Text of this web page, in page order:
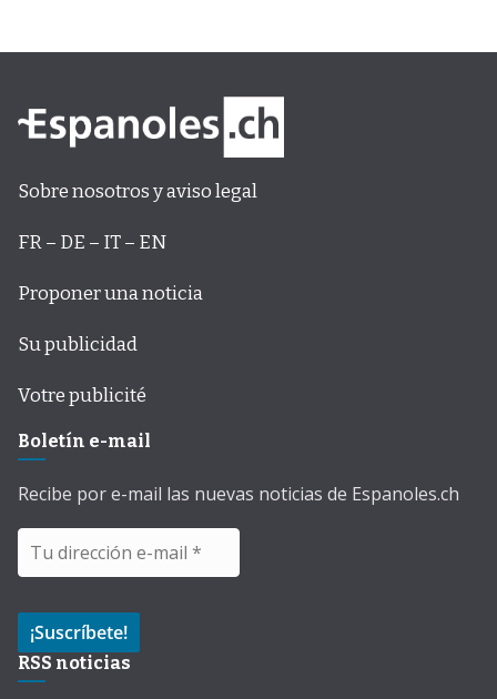
Sobre nosotros y aviso legal
FR – DE – IT – EN
Proponer una noticia
Su publicidad
Votre publicité
Boletín e-mail
Recibe por e-mail las nuevas noticias de Espanoles.ch
RSS noticias